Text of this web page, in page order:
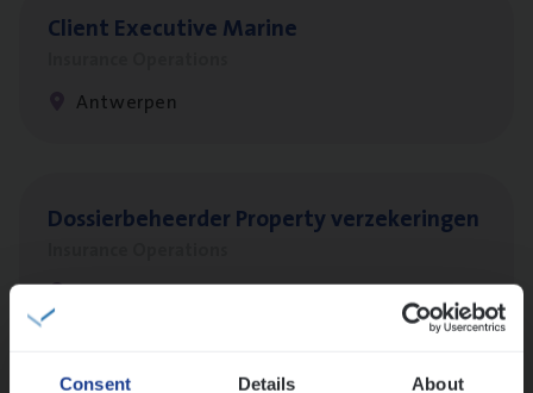
Consent Details About
Client Exe­cu­ti­ve Marine
Antwerpen
Dos­sier­be­heer­der Pro­per­ty verzekeringen
Antwerpen en Hasselt